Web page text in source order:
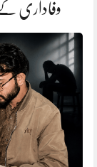
وفاداری